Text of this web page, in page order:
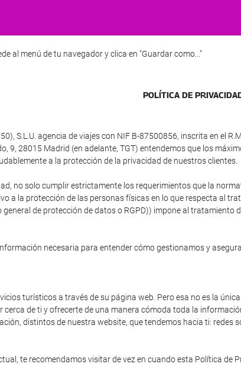
al menú de tu navegador y clica en "Guardar como..."
POLÍTICA DE
S.L.U. agencia de viajes con NIF B-87500856, inscrita en el
9, 28015 Madrid (en adelante, TGT) entendemos que los
a la protección de la privacidad de nuestros clientes.
no solo cumplir estrictamente los requerimientos que la
a la protección de las personas físicas en lo que respecta al
de protección de datos o RGPD)) impone al
necesaria para entender cómo gestionamos y
turísticos a través de su página web. Pero esa no es la
cerca de ti y ofrecerte de una manera cómoda toda la
distintos de nuestra website, que tendemos hacia ti: redes
te recomendamos visitar de vez en cuando esta Política